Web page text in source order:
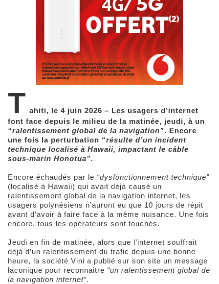
T ahiti, le 4 juin 2026 – Les usagers d’internet
font face depuis le milieu de la matinée, jeudi, à un
“ralentissement global de la navigation”. Encore
une fois la perturbation “résulte d’un incident
technique localisé à Hawaii, impactant le câble
sous-marin Honotua”.
Encore échaudés par le “dysfonctionnement technique”
(localisé à Hawaii) qui avait déjà causé un
ralentissement global de la navigation internet, les
usagers polynésiens n’auront eu que 10 jours de répit
avant d’avoir à faire face à la même nuisance. Une fois
encore, tous les opérateurs sont touchés.
Jeudi en fin de matinée, alors que l’internet souffrait
déjà d’un ralentissement du trafic depuis une bonne
heure, la société Vini a publié sur son site un message
laconique pour reconnaitre “un ralentissement global de
la navigation internet”.